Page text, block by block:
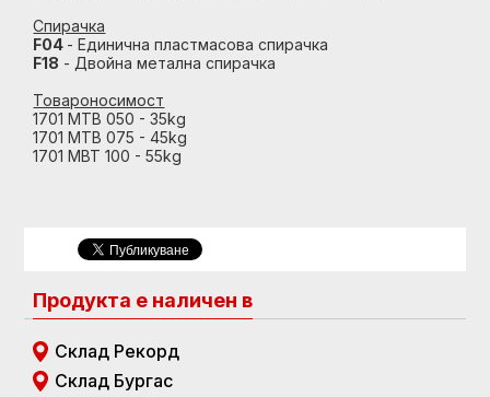
Спирачка
F04 - Единична пластмасова спирачка
F18 - Двойна метална спирачка
Товароносимост
1701 MTB 050 - 35kg
1701 MTB 075 - 45kg
1701 MBT 100 - 55kg
Продукта е наличен в
Склад Рекорд
Склад Бургас